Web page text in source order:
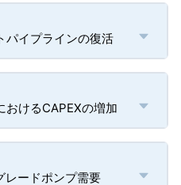
パイプラインの復活
おけるCAPEXの増加
レードポンプ需要